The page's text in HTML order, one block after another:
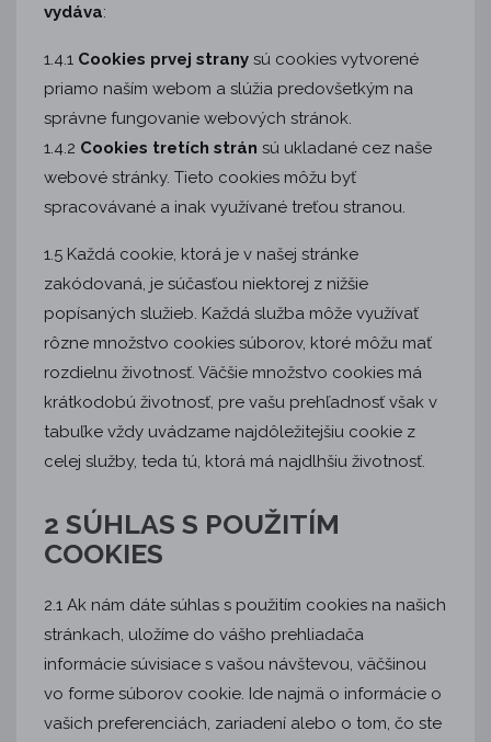
vydáva:
1.4.1 Cookies prvej strany sú cookies vytvorené
priamo naším webom a slúžia predovšetkým na
správne fungovanie webových stránok.
1.4.2 Cookies tretích strán sú ukladané cez naše
webové stránky. Tieto cookies môžu byť
spracovávané a inak využívané treťou stranou.
1.5 Každá cookie, ktorá je v našej stránke
zakódovaná, je súčasťou niektorej z nižšie
popísaných služieb. Každá služba môže využívať
rôzne množstvo cookies súborov, ktoré môžu mať
rozdielnu životnosť. Väčšie množstvo cookies má
krátkodobú životnosť, pre vašu prehľadnosť však v
tabuľke vždy uvádzame najdôležitejšiu cookie z
celej služby, teda tú, ktorá má najdlhšiu životnosť.
2 SÚHLAS S POUŽITÍM
COOKIES
2.1 Ak nám dáte súhlas s použitím cookies na našich
stránkach, uložíme do vášho prehliadača
informácie súvisiace s vašou návštevou, väčšinou
vo forme súborov cookie. Ide najmä o informácie o
vašich preferenciách, zariadení alebo o tom, čo ste